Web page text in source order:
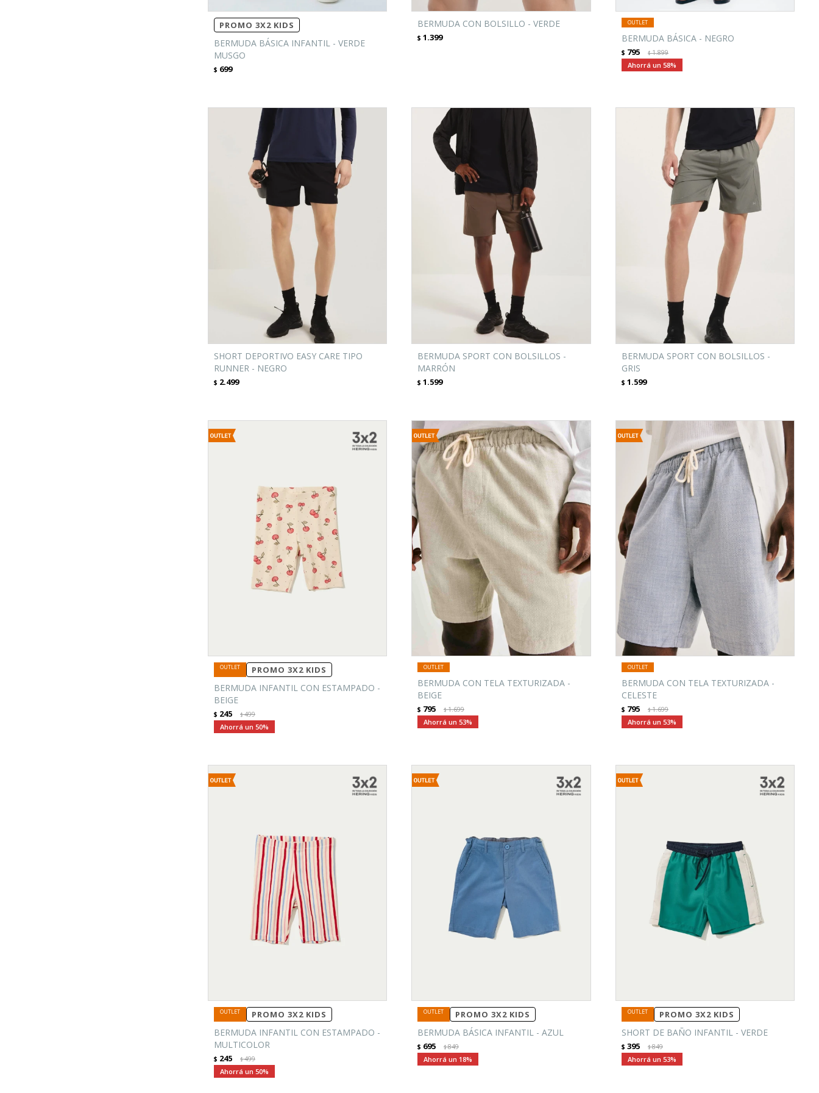
PROMO 3X2 KIDS
BERMUDA BÁSICA INFANTIL - VERDE
MUSGO
$ 699
BERMUDA CON BOLSILLO - VERDE
$ 1.399 BERMUDA BÁSICA - NEGRO
$ 795 $1.899
58
SHORT DEPORTIVO EASY CARE TIPO
RUNNER - NEGRO
$ 2.499
BERMUDA SPORT CON BOLSILLOS -
MARRÓN
$ 1.599
BERMUDA SPORT CON BOLSILLOS -
GRIS
$ 1.599
PROMO 3X2 KIDS
BERMUDA INFANTIL CON ESTAMPADO -
BEIGE
$ 245 $499
50
BERMUDA CON TELA TEXTURIZADA -
BEIGE
$ 795 $1.699
53
BERMUDA CON TELA TEXTURIZADA -
CELESTE
$ 795 $1.699
53
PROMO 3X2 KIDS
BERMUDA INFANTIL CON ESTAMPADO -
MULTICOLOR
$ 245 $499
50
PROMO 3X2 KIDS
BERMUDA BÁSICA INFANTIL - AZUL
$ 695 $849
18
PROMO 3X2 KIDS
SHORT DE BAÑO INFANTIL - VERDE
$ 395 $849
53